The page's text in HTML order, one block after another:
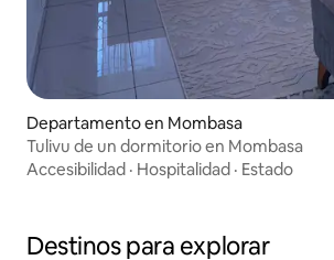
Departamento en Mombasa
Tulivu de un dormitorio en Mombasa
Accesibilidad · Hospitalidad · Estado
Destinos para explorar